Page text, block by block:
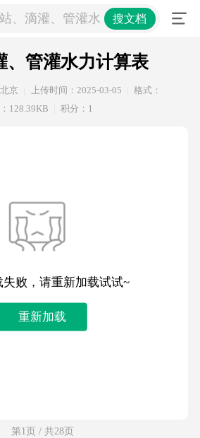
、滴灌、管灌水力计算表
搜文档
、管灌水力计算表
京 上传时间：2025-03-05
格式：
128.39KB 积分：1
失败，请重新加载试试~
重新加载
第1页 / 共28页